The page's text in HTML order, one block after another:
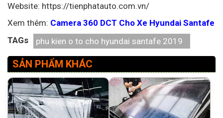
Website: https://tienphatauto.com.vn/
Xem thêm: Camera 360 DCT Cho Xe Hyundai Santafe
TAGs
phu kien o to cho hyundai santafe 2019
SẢN PHẨM KHÁC